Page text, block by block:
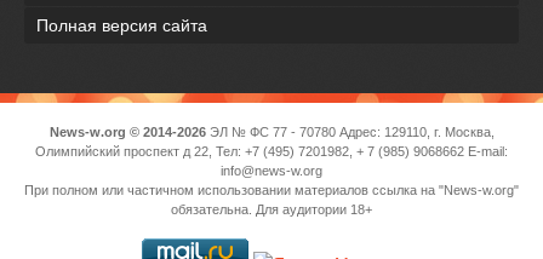
Полная версия сайта
News-w.org © 2014-2026ЭЛ № ФС 77 - 70780 Адрес: 129110, г. Москва,
Олимпийский проспект д 22, Тел: +7 (495) 7201982, + 7 (985) 9068662 E-mail:
info@news-w.org
При полном или частичном использовании материалов ссылка на "News-w.org"
обязательна. Для аудитории 18+